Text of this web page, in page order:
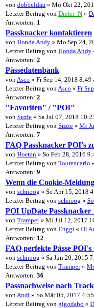
von dobbeldau » Mo Okt 22,
Letzter Beitrag von Dieter_N «
Antworten: 1
Passknacker kontaktieren
von Honda Andy » Mo Sep 24,
Letzter Beitrag von Honda Andy
Antworten: 2
Pässedatenbank
von Asco » Fr Sep 14, 2018 8:49
Letzter Beitrag von Asco « Fr
Antworten: 2
"Favoriten" / "POI"
von Suzie » Sa Jul 07, 2018
Letzter Beitrag von Suzie « Mi
Antworten: 7
FAQ Passknacker POI's
von Hoetan » So Feb 28, 2016
Letzter Beitrag von Tourencarlo «
Antworten: 9
Wenn die Cookie-
von schnoog » So Apr 15, 2018
Letzter Beitrag von schnoog «
POI UpDate
von Tramper» Mi Jul 12, 2017
Letzter Beitrag von Enggi « Di
Antworten: 12
FAQ perfekte Pässe
von schnoog » Sa Jun 20, 2015
Letzter Beitrag von Tramper«
Antworten: 36
Passnachweise nach
von Andi » So Mär 05, 2017
Letzter Beitrag von gigodabo «